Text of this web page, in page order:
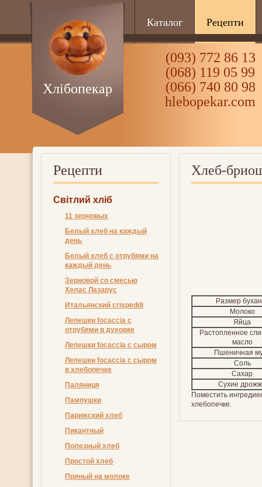
Каталог Рецепти
(093) 772 86 13
(068) 119 05 99
(066) 740 80 98
hlebopekar.com
Хлібопекар
Рецепти
Світлий хліб
11 зерновых
Белый хлеб на каждый
день
Белый хлеб с отрубями на
каждый день
Зерновой со смесью
Хелас Лазарус
Итальянский crispeddi
Лепешки focaccia с
отрубями в духовке
Лепешки focaccia с сыром
Лепешки focaccia с сыром
в хлебопечке
Пaляниця
Пампушки
Парижский хлеб
Пикантный
Полезный хлеб
Простой хлеб
Пряный на молоке
Хлеб-
Размер
Молоко
Яйца
Растопленное
масло
Пшеничная
Соль
Сахар
Сухие
Поместить
хлебопечке.